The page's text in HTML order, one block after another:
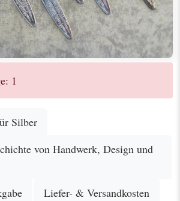
1
Silber
von Handwerk, Design und
Liefer- & Versandkosten